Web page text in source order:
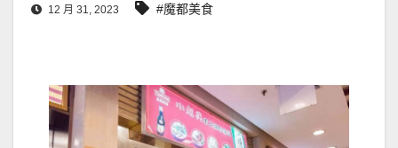
12 月 31, 2023 #魔都美食